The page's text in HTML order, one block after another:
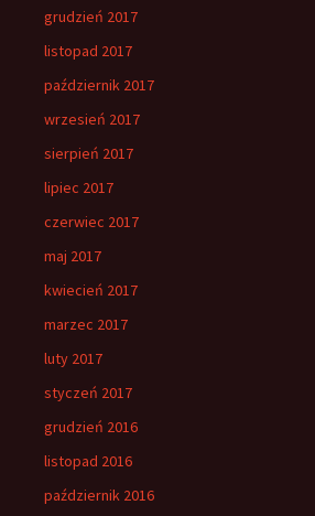
grudzień 2017
listopad 2017
październik 2017
wrzesień 2017
sierpień 2017
lipiec 2017
czerwiec 2017
maj 2017
kwiecień 2017
marzec 2017
luty 2017
styczeń 2017
grudzień 2016
listopad 2016
październik 2016